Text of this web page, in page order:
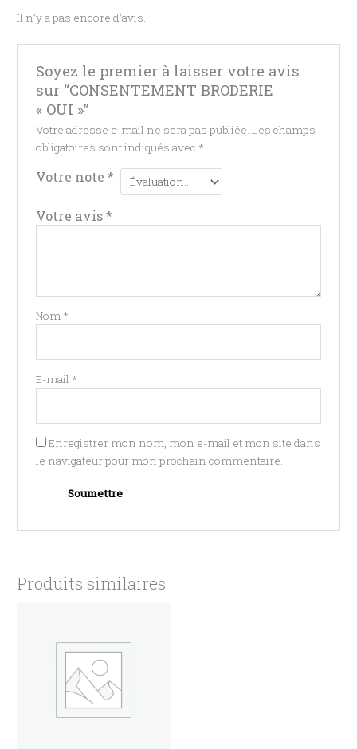
Il n’y a pas encore d’avis.
Soyez le premier à laisser votre avis
sur “CONSENTEMENT BRODERIE
« OUI »”
Votre adresse e-mail ne sera pas publiée. Les champs
obligatoires sont indiqués avec *
Votre note *
Votre avis*
Nom *
E-mail *
Enregistrer mon nom, mon e-mail et mon site dans
le navigateur pour mon prochain commentaire.
Produits similaires